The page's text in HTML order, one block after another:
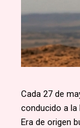
Cada 27 de
conducido a
Era de origen